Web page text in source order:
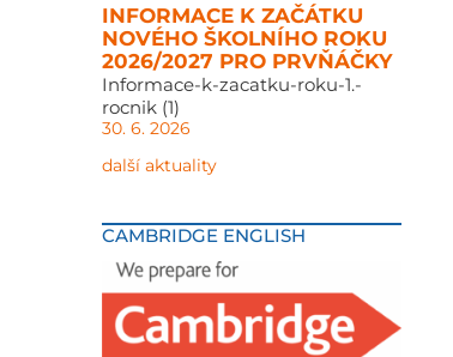
INFORMACE K ZAČÁTKU
NOVÉHO ŠKOLNÍHO ROKU
2026/2027 PRO PRVŇÁČKY
Informace-k-zacatku-roku-1.-
rocnik (1)
30. 6. 2026
další aktuality
CAMBRIDGE ENGLISH